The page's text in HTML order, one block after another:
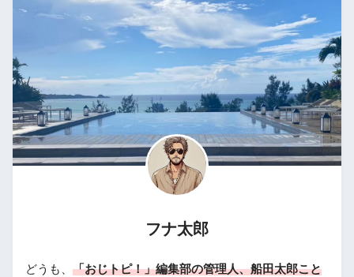
フナ太郎
どうも、 「おじトピ！」編集部の管理人、船田太郎こと